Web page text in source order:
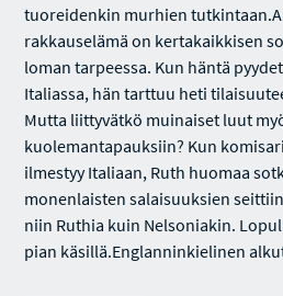
tuoreidenkin murhien
rakkauselämä on kertakaikkisen
loman tarpeessa. Kun häntä
Italiassa, hän tarttuu heti
Mutta liittyvätkö muinaiset luut
kuolemantapauksiin? Kun
ilmestyy Italiaan, Ruth huomaa
monenlaisten salaisuuksien
niin Ruthia kuin Nelsoniakin.
pian käsillä.Englanninkielinen